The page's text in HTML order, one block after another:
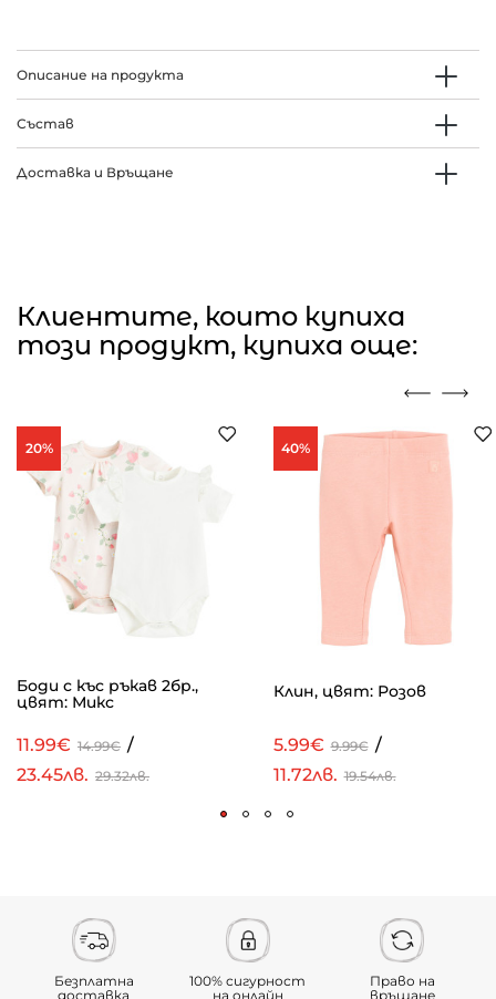
Описание на продукта
Състав
Доставка и Връщане
Клиентите, които купиха
този продукт, купиха още:
20%
Боди с къс ръкав 2бр.,
цвят: Микс
11.99€ 14.99€ /
23.45лв. 29.32лв.
40%
Клин, цвят: Розов
5.99€ 9.99€ /
11.72лв. 19.54лв.
Безплатна
доставка
100% сигурност
на онлайн
Право на
връщане